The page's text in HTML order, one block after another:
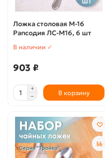
Ложка столовая М-16
Рапсодия ЛС-М16, 6 шт
В наличии ✓
903 ₽
В корзину